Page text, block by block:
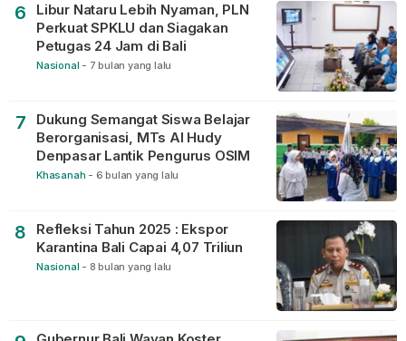
6
Libur Nataru Lebih Nyaman, PLN
Perkuat SPKLU dan Siagakan
Petugas 24 Jam di Bali
Nasional - 7 bulan yang lalu
7
Dukung Semangat Siswa Belajar
Berorganisasi, MTs Al Hudy
Denpasar Lantik Pengurus OSIM
Khasanah - 6 bulan yang lalu
8
Refleksi Tahun 2025 : Ekspor
Karantina Bali Capai 4,07 Triliun
Nasional - 8 bulan yang lalu